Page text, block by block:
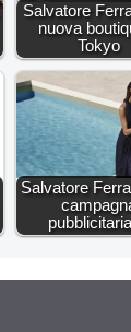
Salvatore
nuova
Tokyo
Salvatore